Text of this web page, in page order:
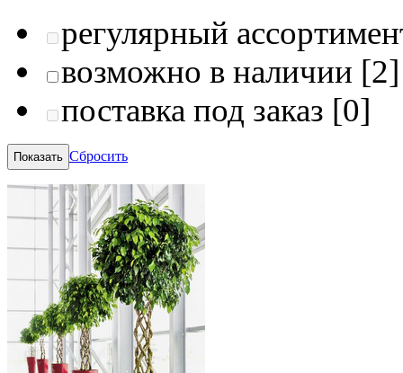
регулярный
возможно в наличии [2]
поставка под заказ [0]
Сбросить